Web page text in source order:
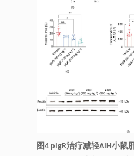
图4 pIgR治疗减轻AIH小